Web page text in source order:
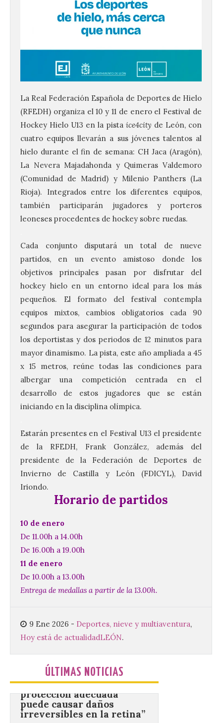
La Real Federación Española de Deportes de Hielo
(RFEDH) organiza el 10 y 11 de enero el Festival de
Hockey Hielo U13 en la pista ice4city de León, con
cuatro equipos llevarán a sus jóvenes talentos al
hielo durante el fin de semana: CH Jaca (Aragón),
La Nevera Majadahonda y Quimeras Valdemoro
(Comunidad de Madrid) y Milenio Panthers (La
Rioja). Integrados entre los diferentes equipos,
también participarán jugadores y porteros
leoneses procedentes de hockey sobre ruedas.
Cada conjunto disputará un total de nueve
partidos, en un evento amistoso donde los
objetivos principales pasan por disfrutar del
hockey hielo en un entorno ideal para los más
pequeños. El formato del festival contempla
equipos mixtos, cambios obligatorios cada 90
segundos para asegurar la participación de todos
los deportistas y dos periodos de 12 minutos para
mayor dinamismo. La pista, este año ampliada a 45
x 15 metros, reúne todas las condiciones para
albergar una competición centrada en el
desarrollo de estos jugadores que se están
iniciando en la disciplina olímpica.
Estarán presentes en el Festival U13 el presidente
de la RFEDH, Frank González, además del
presidente de la Federación de Deportes de
Invierno de Castilla y León (FDICYL), David
Iriondo.
Horario de partidos
10 de enero
De 11.00h a 14.00h
De 16.00h a 19.00h
11 de enero
De 10.00h a 13.00h
Entrega de medallas a partir de la 13.00h.
9 Ene 2026 - Deportes, nieve y multiaventura,
Hoy está de actualidadLEÓN.
ÚLTIMAS NOTICIAS
El Ayuntamiento de La
Bañeza presenta el
Festival One More Time,
una cita con la música de
los 80 y 90 para el 16 de
6 Ago 2026
domingo 16 de agosto, a
partir de las 23:00 horas,
en la Plaza Mayor de la
ciudad. El Salón de Plenos
oficial del Festival One […]
“Mirar un eclipse sin
protección adecuada
puede causar daños
irreversibles en la retina”
6 Ago 2026